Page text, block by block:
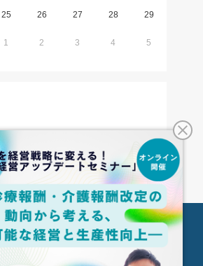
25 26 27 28 29
1 2 3 4 5